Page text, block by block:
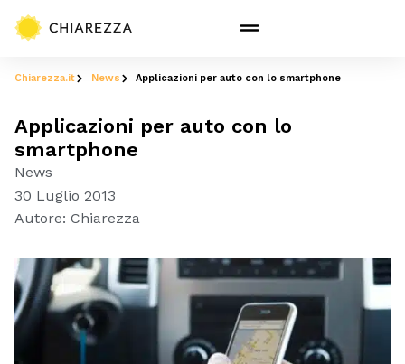
Chiarezza.it News Applicazioni per auto con lo smartphone
Applicazioni per auto con lo
smartphone
News
30 Luglio 2013
Autore: Chiarezza